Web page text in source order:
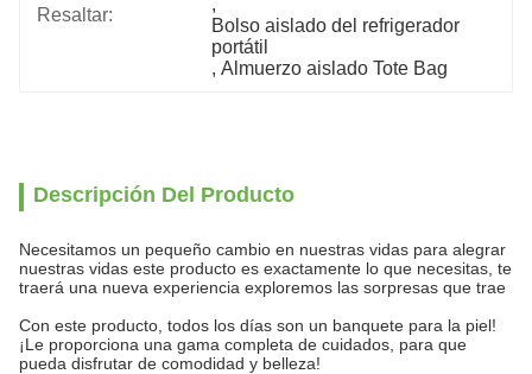
Resaltar:
,
Bolso aislado del refrigerador
portátil
, Almuerzo aislado Tote Bag
Descripción Del Producto
Necesitamos un pequeño cambio en nuestras vidas para alegrar
nuestras vidas este producto es exactamente lo que necesitas, te
traerá una nueva experiencia exploremos las sorpresas que trae
Con este producto, todos los días son un banquete para la piel!
¡Le proporciona una gama completa de cuidados, para que
pueda disfrutar de comodidad y belleza!